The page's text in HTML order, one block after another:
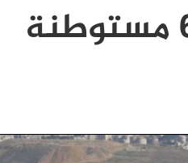
خطة إسرائيلية لتمويل 61 مستوطنة